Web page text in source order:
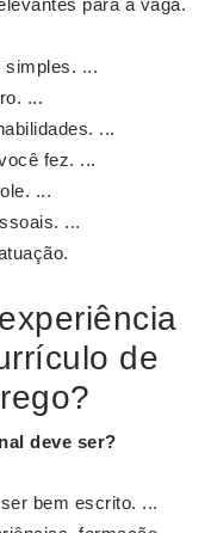
para a vaga.
simples. ...
...
...
fez. ...
...
...
de
deve ser?
bem escrito. ...